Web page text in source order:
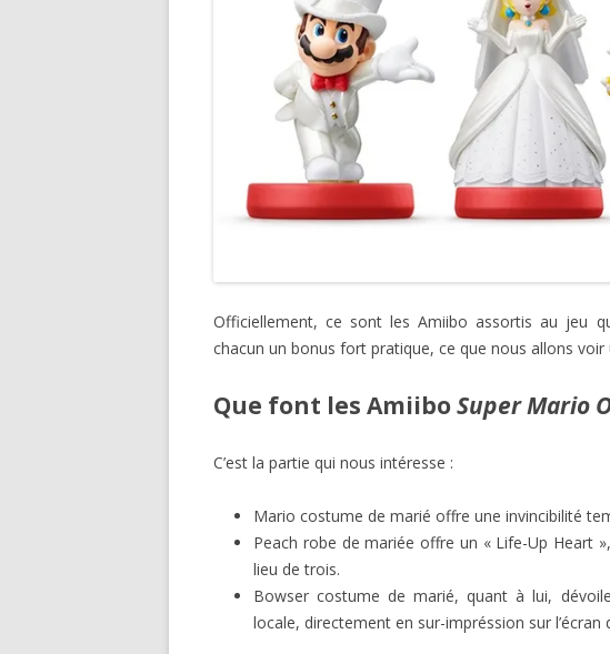
Officiellement, ce sont les Amiibo assortis au jeu
chacun un bonus fort pratique, ce que nous allons voir
Que font les AmiiboSuper Mario
C’est la partie qui nous intéresse :
Mario costume de marié offre une invincibilité
Peach robe de mariée offre un « Life-Up Heart
lieu de trois.
Bowser costume de marié, quant à lui,
locale, directement en sur-impréssion sur l’écran